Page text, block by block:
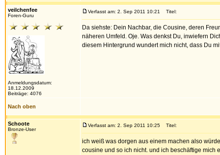
veilchenfee
Foren-Guru
Anmeldungsdatum:
18.12.2009
Beiträge: 4076
Verfasst am: 2. Sep 2011 10:21 Titel:
Da siehste: Dein Nachbar, die Cousine, deren
näheren Umfeld. Oje. Was denkst Du, inwiefern
diesem Hintergrund wundert mich nicht, dass Du
Nach oben
Schoote
Bronze-User
Verfasst am: 2. Sep 2011 10:25 Titel:
ich weiß was dorgen aus einem machen also
cousine und so ich nicht. und ich beschäftige mich